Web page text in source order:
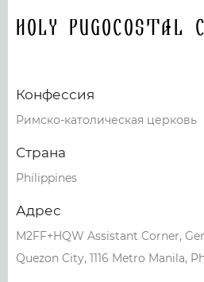
HOLY PUGOCOSTAL
Конфессия
Римско-католическая церковь
Страна
Philippines
Адрес
M2FF+HQW Assistant Corner,
Quezon City, 1116 Metro Manila,